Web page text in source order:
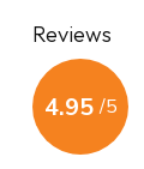
Reviews
4.95 /5